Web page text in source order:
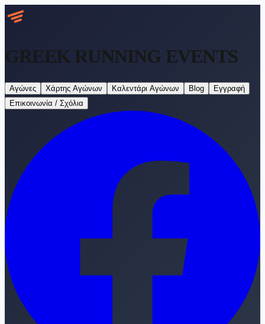
GREEK RUNNING EVENTS
Αγώνες Χάρτης Αγώνων Καλεντάρι Αγώνων Blog
Εγγραφή
Επικοινωνία / Σχόλια